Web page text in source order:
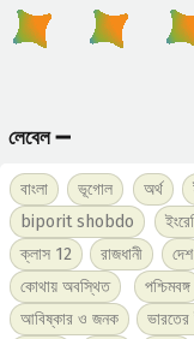
লেবেল ➖
বাংলা ভূগোল অর্থ
biporit shobdo
ক্লাস 12
রাজধানী দেশ
কোথায় অবস্থিত
পশ্চিমবঙ্গ
আবিষ্কার ও জনক
ভারতের